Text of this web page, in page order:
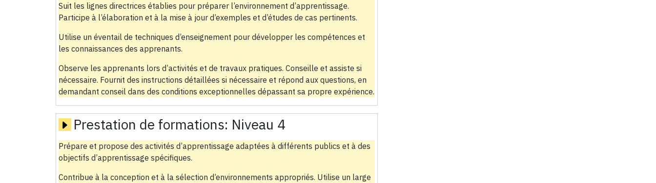
Suit les lignes directrices établies pour préparer l’environnement d’apprentissage.
Participe à l’élaboration et à la mise à jour d’exemples et d’études de cas pertinents.
Utilise un éventail de techniques d’enseignement pour développer les compétences et
les connaissances des apprenants.
Observe les apprenants lors d’activités et de travaux pratiques. Conseille et assiste si
nécessaire. Fournit des instructions détaillées si nécessaire et répond aux questions, en
demandant conseil dans des conditions exceptionnelles dépassant sa propre expérience.
Prestation de formations: Niveau 4
Prépare et propose des activités d’apprentissage adaptées à différents publics et à des
objectifs d’apprentissage spécifiques.
Contribue à la conception et à la sélection d’environnements appropriés. Utilise un large